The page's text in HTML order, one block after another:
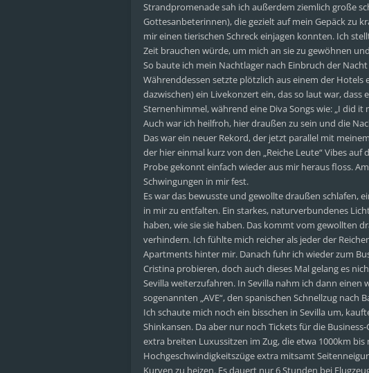
Strandpromenade sah ich außerdem ziemlich große
Gottesanbeterinnen), die gezielt auf mein Gepäck zu
mir einen tierischen Schreck einjagen konnten. Ich
Zeit brauchen würde, um mich an sie zu gewöhnen
So baute ich mein Nachtlager nach Einbruch der
Währenddessen setzte plötzlich aus einem der
dazwischen) ein Livekonzert ein, das so laut war, dass
Sternenhimmel, während eine Diva Songs wie: „I did it
Auch war ich heilfroh, hier draußen zu sein und die
Das war ein neuer Rekord, der jetzt parallel mit
der hier einmal kurz von den „Reiche Leute“ Vibes
Probe gekonnt einfach wieder aus mir heraus floss.
Schwingungen in mir fest.
Es war das bewusste und gewollte draußen schlafen,
in mir zu entfalten. Ein starkes, naturverbundenes
haben, wie sie sie haben. Das kommt vom gewollten
verhindern. Ich fühlte mich reicher als jeder der
Apartments hinter mir. Danach fuhr ich wieder zum
Cristina probieren, doch auch dieses Mal gelang es
Sevilla weiterzufahren. In Sevilla nahm ich dann
sogenannten „AVE“, den spanischen Schnellzug nach
Ich schaute mich noch ein bisschen in Sevilla um,
Shinkansen. Da aber nur noch Tickets für die
extra breiten Luxussitzen im Zug, die etwa 1000km
Hochgeschwindigkeitszüge extra mitsamt
Kurven zu heizen. Es dauert nur 6 Stunden bei